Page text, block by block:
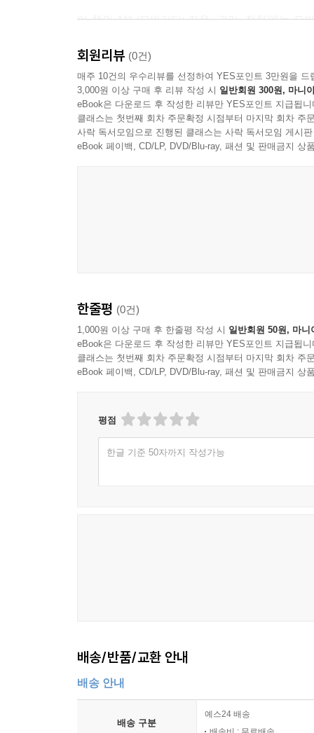
이 책의 1부 ‘모빌리티: 자유, 권리, 정치’에는
개념의 비판적 재구성을 시도한다. 그리고 모빌리
2부 ‘모바일 공동체와 모빌리티 윤리’는 모빌리
장소윤리, 일본 에도 시대 ‘명소’ 형성에서 작
다룬다. 전혀 이질적인 시간과 공간을 다루는
모바일 공동체의 생성을 윤리적 관점에서 논의한다.
회원리뷰 (0건)
매주 10건의 우수리뷰를 선정하여 YES포인트 3만원을 드
3,000원 이상 구매 후 리뷰 작성 시 일반회원 300원, 마니
eBook은 다운로드 후 작성한 리뷰만 YES포인트 지급됩니
클래스는 첫번째 회차 주문확정 시점부터 마지막 회차 주
사락 독서모임으로 진행된 클래스는 사락 독서모임 게시
eBook 페이백, CD/LP, DVD/Blu-ray, 패션 및 판매금지 상
한줄평 (0건)
1,000원 이상 구매 후 한줄평 작성 시 일반회원 50원, 마니
eBook은 다운로드 후 작성한 리뷰만 YES포인트 지급됩니
클래스는 첫번째 회차 주문확정 시점부터 마지막 회차 주
eBook 페이백, CD/LP, DVD/Blu-ray, 패션 및 판매금지 상
평점
한글 기준 50자까지 작성가능
배송/반품/교환 안내
배송 안내
배송 구분
예스24 배송